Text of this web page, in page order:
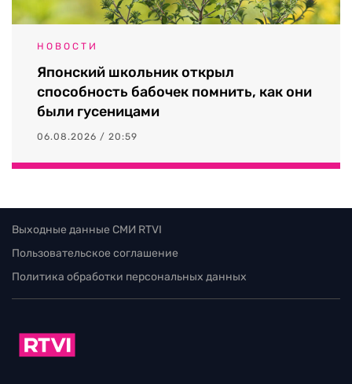
НОВОСТИ
Японский школьник открыл
способность бабочек помнить, как они
были гусеницами
06.08.2026 / 20:59
Выходные данные СМИ RTVI
Пользовательское соглашение
Политика обработки персональных данных